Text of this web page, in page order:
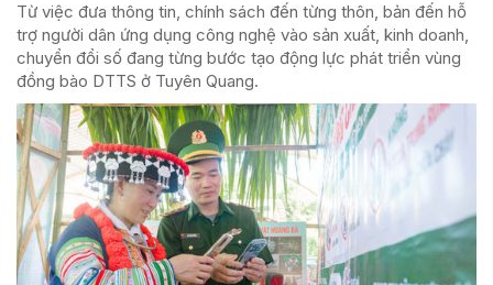
Từ việc đưa thông tin, chính sách đến từng thôn, bản đến hỗ
trợ người dân ứng dụng công nghệ vào sản xuất, kinh doanh,
chuyển đổi số đang từng bước tạo động lực phát triển vùng
đồng bào DTTS ở Tuyên Quang.